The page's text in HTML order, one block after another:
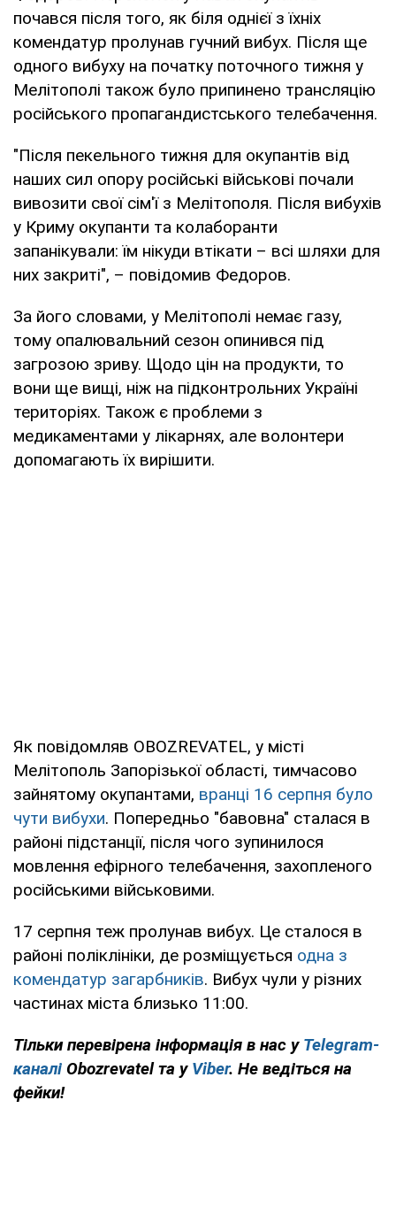
почався після того, як біля однієї з їхніх
комендатур пролунав гучний вибух. Після ще
одного вибуху на початку поточного тижня у
Мелітополі також було припинено трансляцію
російського пропагандистського телебачення.
"Після пекельного тижня для окупантів від
наших сил опору російські військові почали
вивозити свої сім'ї з Мелітополя. Після вибухів
у Криму окупанти та колаборанти
запанікували: їм нікуди втікати – всі шляхи для
них закриті", – повідомив Федоров.
За його словами, у Мелітополі немає газу,
тому опалювальний сезон опинився під
загрозою зриву. Щодо цін на продукти, то
вони ще вищі, ніж на підконтрольних Україні
територіях. Також є проблеми з
медикаментами у лікарнях, але волонтери
допомагають їх вирішити.
Як повідомляв OBOZREVATEL, у місті
Мелітополь Запорізької області, тимчасово
зайнятому окупантами, вранці 16 серпня було
чути вибухи. Попередньо "бавовна" сталася в
районі підстанції, після чого зупинилося
мовлення ефірного телебачення, захопленого
російськими військовими.
17 серпня теж пролунав вибух. Це сталося в
районі поліклініки, де розміщується одна з
комендатур загарбників. Вибух чули у різних
частинах міста близько 11:00.
Тільки перевірена інформація в нас у Telegram-
каналі Obozrevatel та у Viber. Не ведіться на
фейки!